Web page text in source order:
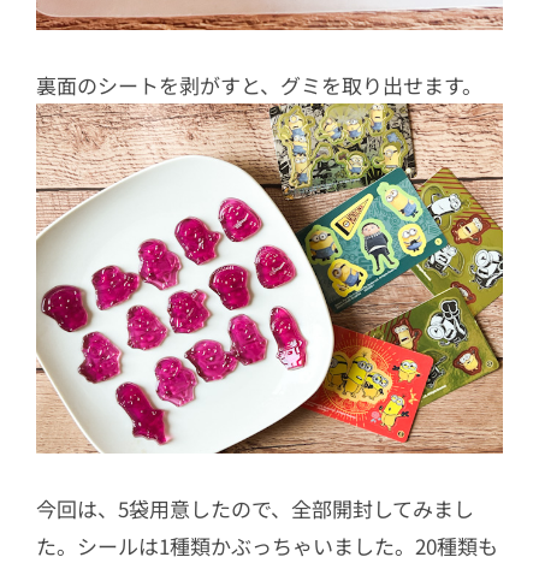
裏面のシートを剥がすと、グミを取り出せます。
今回は、5袋用意したので、全部開封してみまし
た。シールは1種類かぶっちゃいました。20種類も